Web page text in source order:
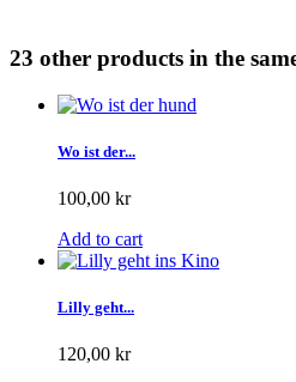
23 other products in the
Wo ist der...
100,00 kr
Add to cart
Lilly geht...
120,00 kr